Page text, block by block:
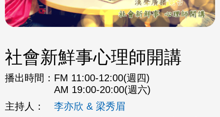
社會新鮮事心理師開講
播出時間： FM 11:00-12:00(週四)
AM 19:00-20:00(週六)
主持人：
李亦欣 & 梁秀眉